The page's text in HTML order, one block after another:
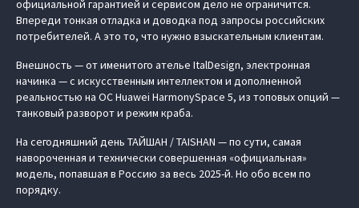
официальной гарантией и сервисом дело не ограничится.
Впереди тонкая отладка и доводка под запросы российских
потребителей. А это то, что нужно взыскательным клиентам.
Внешность — от именитого ателье ItalDesign, электронная
начинка — с искусственным интеллектом и дополненной
реальностью на ОС Huawei HarmonySpace 5, из топовых опций —
танковый разворот и режим краба.
На сегодняшний день ТАЙШАН / TAISHAN — по сути, самая
навороченная и технически совершенная «официальная»
модель, попавшая в Россию за весь 2025-й. Но обо всем по
порядку.